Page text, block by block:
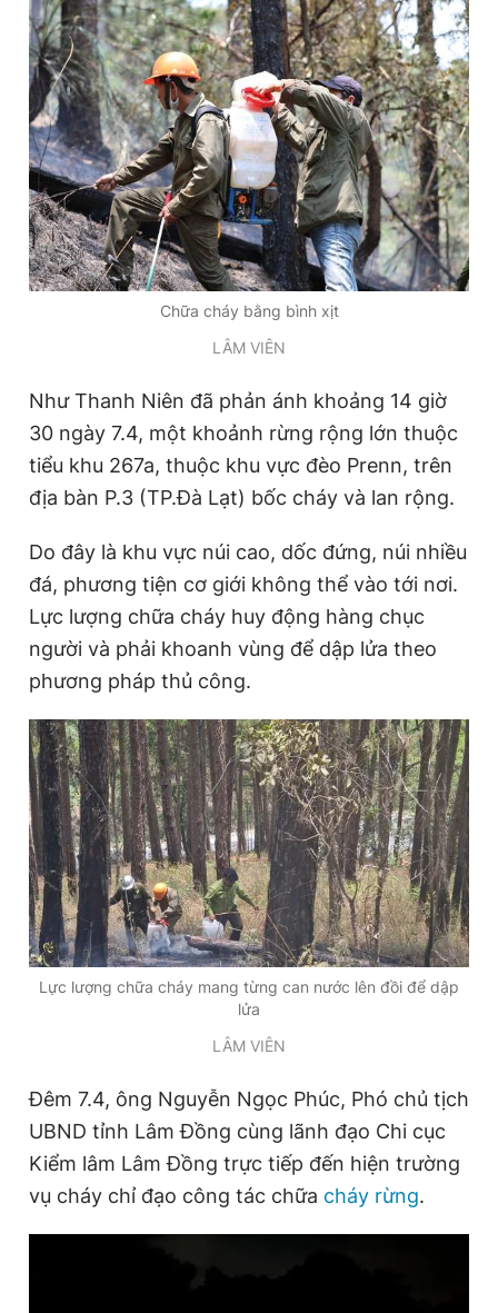
Đọc Thanh Niên trên điện thoại
Theo dõi báo trên
0908 780 404
Tổng biên tập: Nguyễn Ngọc Toàn
Phó tổng biên tập thường trực: Hải Thành
Phó tổng biên tập: Lâm Hiếu Dũng
Tổng thư ký tòa soạn: Đức Trung
Giấy phép xuất bản số 110/GP - BTTTT cấp ngày 24.3.2020
© 2003-2026 Bản quyền thuộc về Báo Thanh Niên. Cấm sao
chép dưới mọi hình thức nếu không có sự chấp thuận bằng văn
bản. Phát triển bởi ePi Technologies, JSC.
Chữa cháy bằng bình xịt
LÂM VIÊN
Như Thanh Niên đã phản ánh khoảng 14 giờ
30 ngày 7.4, một khoảnh rừng rộng lớn thuộc
tiểu khu 267a, thuộc khu vực đèo Prenn, trên
địa bàn P.3 (TP.Đà Lạt) bốc cháy và lan rộng.
Do đây là khu vực núi cao, dốc đứng, núi nhiều
đá, phương tiện cơ giới không thể vào tới nơi.
Lực lượng chữa cháy huy động hàng chục
người và phải khoanh vùng để dập lửa theo
phương pháp thủ công.
Lực lượng chữa cháy mang từng can nước lên đồi để dập
lửa
LÂM VIÊN
Đêm 7.4, ông Nguyễn Ngọc Phúc, Phó chủ tịch
UBND tỉnh Lâm Đồng cùng lãnh đạo Chi cục
Kiểm lâm Lâm Đồng trực tiếp đến hiện trường
vụ cháy chỉ đạo công tác chữa cháy rừng.